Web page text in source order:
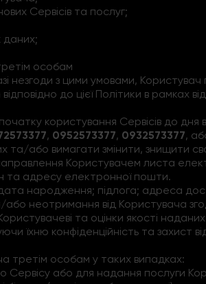
Сервісів та послуг;
даних;
особам
незгоди з цими умовами,
до цієї Політики в рамках
користування Сервісів до дня
, 0952573377, 0932573377,
або вимагати змінити, знищити
Користувачем листа
та адресу електронної пошти.
народження; підлога; адреса
неотримання від Користувача
та оцінки якості
їхню конфіденційність та захист
третім особам у таких випадках:
або для надання послуги